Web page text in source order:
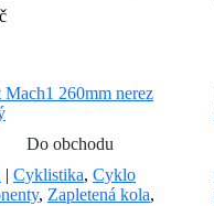
Do obchodu
| Cyklistika, Cyklo
, Zapletená kola,